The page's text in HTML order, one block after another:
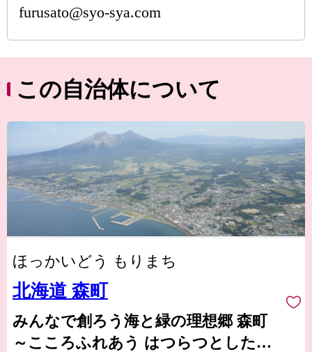
furusato@syo-sya.com
この自治体について
ほっかいどう もりまち
北海道 森町
みんなで創ろう海と緑の理想郷 森町
～こころふれあう はつらつとした爽